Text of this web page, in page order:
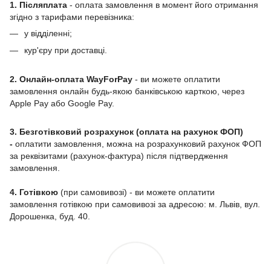
1. Післяплата - оплата замовлення в момент його отримання
згідно з тарифами перевізника:
у відділенні;
кур'єру при доставці.
2. Онлайн-оплата WayForPay - ви можете оплатити
замовлення онлайн будь-якою банківською карткою, через
Apple Pay або Google Pay.
3. Безготівковий розрахунок (оплата на рахунок ФОП)
- оплатити замовлення, можна на розрахунковий рахунок ФОП
за реквізитами (рахунок-фактура) після підтвердження
замовлення.
4. Готівкою (при самовивозі) - ви можете оплатити
замовлення готівкою при самовивозі за адресою: м. Львів, вул.
Дорошенка, буд. 40.